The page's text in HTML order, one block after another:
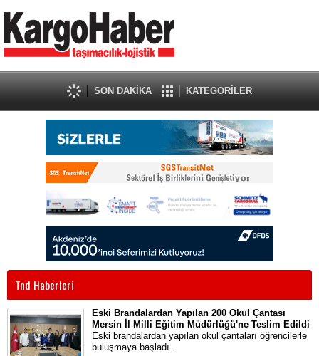
SON DAKİKA KATEGORİLER
Tnd Haberleri
Eski Brandalardan Yapılan 200 Okul Çantası
Mersin İl Milli Eğitim Müdürlüğü'ne Teslim Edildi
Eski brandalardan yapılan okul çantaları öğrencilerle
buluşmaya başladı.